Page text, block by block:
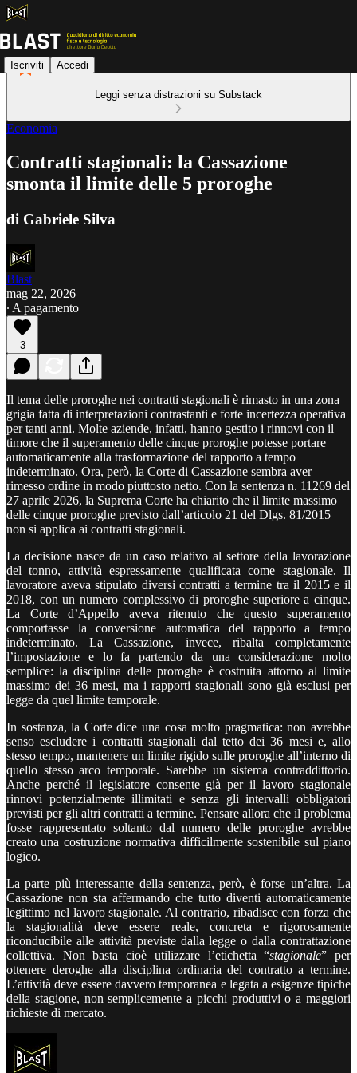
Iscriviti Accedi
Leggi senza distrazioni su Substack
Economia
Contratti stagionali: la Cassazione
smonta il limite delle 5 proroghe
di Gabriele Silva
Blast
mag 22, 2026
∙ A pagamento
3
Il tema delle proroghe nei contratti stagionali è rimasto in una zona
grigia fatta di interpretazioni contrastanti e forte incertezza operativa
per tanti anni. Molte aziende, infatti, hanno gestito i rinnovi con il
timore che il superamento delle cinque proroghe potesse portare
automaticamente alla trasformazione del rapporto a tempo
indeterminato. Ora, però, la Corte di Cassazione sembra aver
rimesso ordine in modo piuttosto netto. Con la sentenza n. 11269 del
27 aprile 2026, la Suprema Corte ha chiarito che il limite massimo
delle cinque proroghe previsto dall’articolo 21 del Dlgs. 81/2015
non si applica ai contratti stagionali.
La decisione nasce da un caso relativo al settore della lavorazione
del tonno, attività espressamente qualificata come stagionale. Il
lavoratore aveva stipulato diversi contratti a termine tra il 2015 e il
2018, con un numero complessivo di proroghe superiore a cinque.
La Corte d’Appello aveva ritenuto che questo superamento
comportasse la conversione automatica del rapporto a tempo
indeterminato. La Cassazione, invece, ribalta completamente
l’impostazione e lo fa partendo da una considerazione molto
semplice: la disciplina delle proroghe è costruita attorno al limite
massimo dei 36 mesi, ma i rapporti stagionali sono già esclusi per
legge da quel limite temporale.
In sostanza, la Corte dice una cosa molto pragmatica: non avrebbe
senso escludere i contratti stagionali dal tetto dei 36 mesi e, allo
stesso tempo, mantenere un limite rigido sulle proroghe all’interno di
quello stesso arco temporale. Sarebbe un sistema contraddittorio.
Anche perché il legislatore consente già per il lavoro stagionale
rinnovi potenzialmente illimitati e senza gli intervalli obbligatori
previsti per gli altri contratti a termine. Pensare allora che il problema
fosse rappresentato soltanto dal numero delle proroghe avrebbe
creato una costruzione normativa difficilmente sostenibile sul piano
logico.
La parte più interessante della sentenza, però, è forse un’altra. La
Cassazione non sta affermando che tutto diventi automaticamente
legittimo nel lavoro stagionale. Al contrario, ribadisce con forza che
la stagionalità deve essere reale, concreta e rigorosamente
riconducibile alle attività previste dalla legge o dalla contrattazione
collettiva. Non basta cioè utilizzare l’etichetta “stagionale” per
ottenere deroghe alla disciplina ordinaria del contratto a termine.
L’attività deve essere davvero temporanea e legata a esigenze tipiche
della stagione, non semplicemente a picchi produttivi o a maggiori
richieste di mercato.